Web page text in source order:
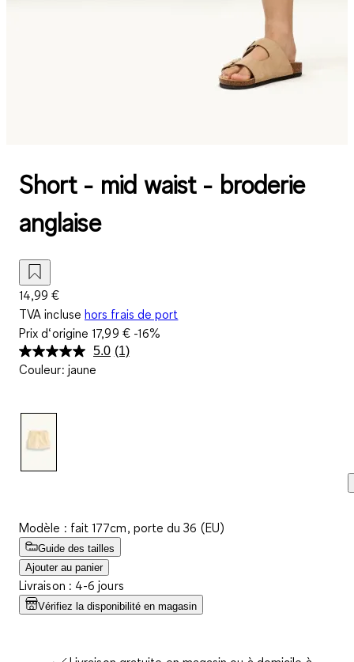
Short - mid waist - broderie
anglaise
14,99 €
TVA incluse hors frais de port
Prix d‘origine17,99 €-16%
5.0 Lire
(1)
Couleur: jaune
Modèle : fait 177cm, porte du 36 (EU)
Guide des tailles
Ajouter au panier
Livraison : 4-6 jours
Vérifiez la disponibilité en magasin